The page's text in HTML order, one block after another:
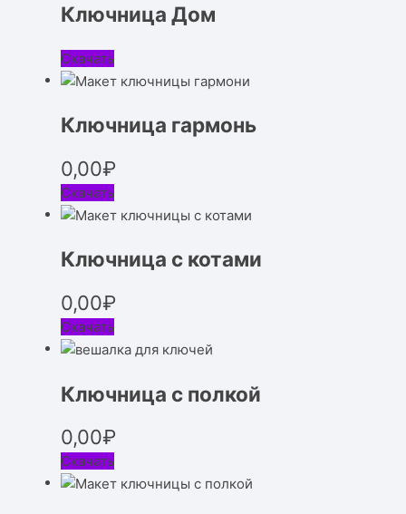
Ключница Дом
Скачать
Ключница гармонь
0,00₽
Скачать
Ключница с котами
0,00₽
Скачать
Ключница с полкой
0,00₽
Скачать